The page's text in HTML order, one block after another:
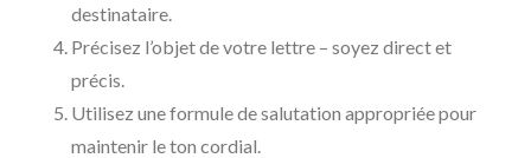
destinataire.
Précisez l’objet de votre lettre – soyez direct et
précis.
Utilisez une formule de salutation appropriée pour
maintenir le ton cordial.